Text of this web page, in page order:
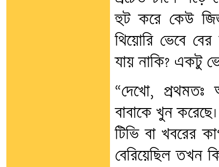
হুট করে কেউ
থিয়োরি ভেবে
যায় নাকি? একটু
“দেখো,
বাবাকে খুন
টিভি বা খবরের
বেরিয়েছিল তখন